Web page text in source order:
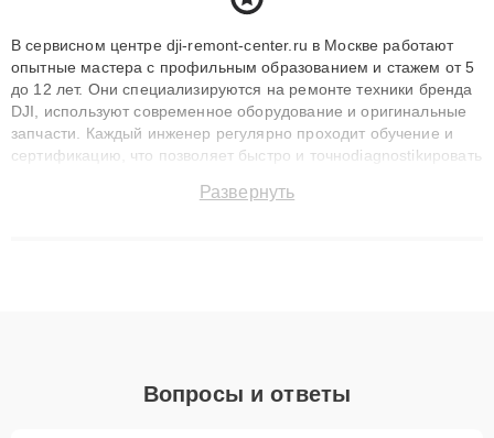
В сервисном центре dji-remont-center.ru в Москве работают
опытные мастера с профильным образованием и стажем от 5
до 12 лет. Они специализируются на ремонте техники бренда
DJI, используют современное оборудование и оригинальные
запчасти. Каждый инженер регулярно проходит обучение и
сертификацию, что позволяет быстро и точноdiagnostikировать
до 3 лет. Наши мастера решают сложные случаи: от замены
Развернуть
Вопросы и ответы